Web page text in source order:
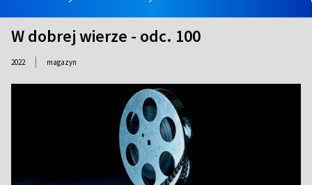
W dobrej wierze - odc. 100
2022 | magazyn